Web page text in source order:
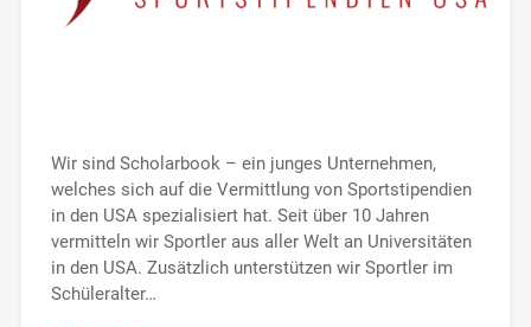
Wir sind Scholarbook – ein junges Unternehmen,
welches sich auf die Vermittlung von Sportstipendien
in den USA spezialisiert hat. Seit über 10 Jahren
vermitteln wir Sportler aus aller Welt an Universitäten
in den USA. Zusätzlich unterstützen wir Sportler im
Schüleralter…